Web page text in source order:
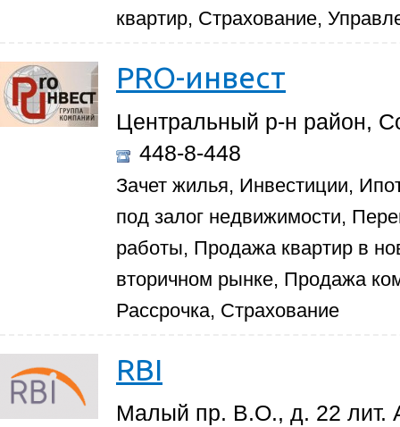
квартир, Страхование,
PRO-инвест
Центральный р-н район,
448-8-448
Зачет жилья, Инвестиции,
под залог недвижимости,
работы, Продажа квартир в
вторичном рынке, Продажа
Рассрочка, Страхование
RBI
Малый пр. В.О., д. 22 лит.